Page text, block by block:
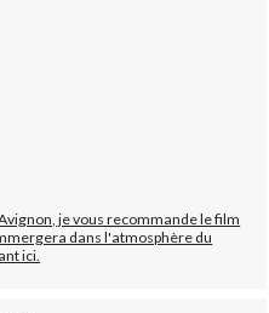
je vous recommande le film
dans l'atmosphère du
ici.